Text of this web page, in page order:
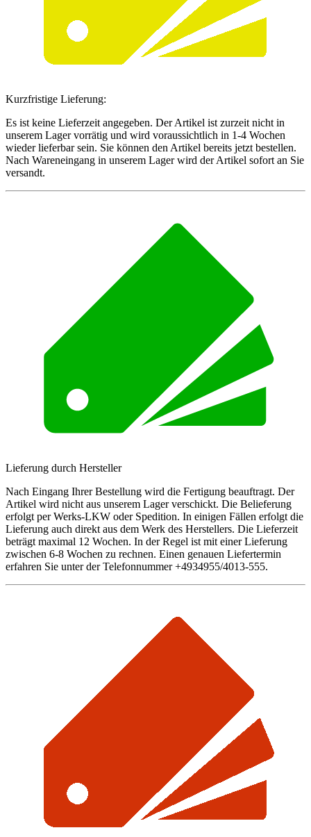
Kurzfristige Lieferung:
Es ist keine Lieferzeit angegeben. Der Artikel ist zurzeit nicht in
unserem Lager vorrätig und wird voraussichtlich in 1-4 Wochen
wieder lieferbar sein. Sie können den Artikel bereits jetzt bestellen.
Nach Wareneingang in unserem Lager wird der Artikel sofort an Sie
versandt.
Lieferung durch Hersteller
Nach Eingang Ihrer Bestellung wird die Fertigung beauftragt. Der
Artikel wird nicht aus unserem Lager verschickt. Die Belieferung
erfolgt per Werks-LKW oder Spedition. In einigen Fällen erfolgt die
Lieferung auch direkt aus dem Werk des Herstellers. Die Lieferzeit
beträgt maximal 12 Wochen. In der Regel ist mit einer Lieferung
zwischen 6-8 Wochen zu rechnen. Einen genauen Liefertermin
erfahren Sie unter der Telefonnummer +4934955/4013-555.